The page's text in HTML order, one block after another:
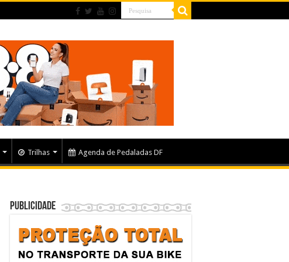
Trilhas Agenda de Pedaladas DF
Publicidade